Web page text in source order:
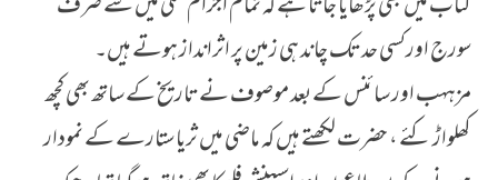
سورج اورکسی حد تک چاند ہی زمین پر اثرانداز ہوتے ہیں۔
مزہہب اور سائنس کے بعد موصوف نے تاریخ کے ساتھ بھی کچھ
کھلواڑ کئے ، حضرت لکھتے ہیں کہ ماضی میں ثریا ستارے کے نمودار